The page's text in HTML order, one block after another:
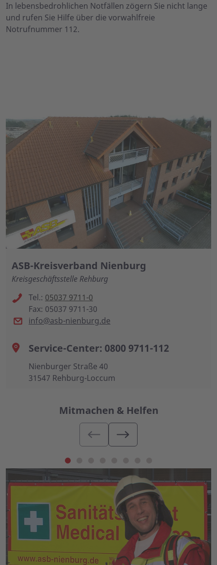
In lebensbedrohlichen Notfällen zögern Sie nicht lange
und rufen Sie Hilfe über die vorwahlfreie
Notrufnummer 112.
ASB-Kreisverband Nienburg
Kreisgeschäftsstelle Rehburg
Tel.: 05037 9711-0
Fax: 05037 9711-30
info@asb-nienburg.de
Service-Center: 0800 9711-112
Nienburger Straße 40
31547 Rehburg-Loccum
Mitmachen & Helfen